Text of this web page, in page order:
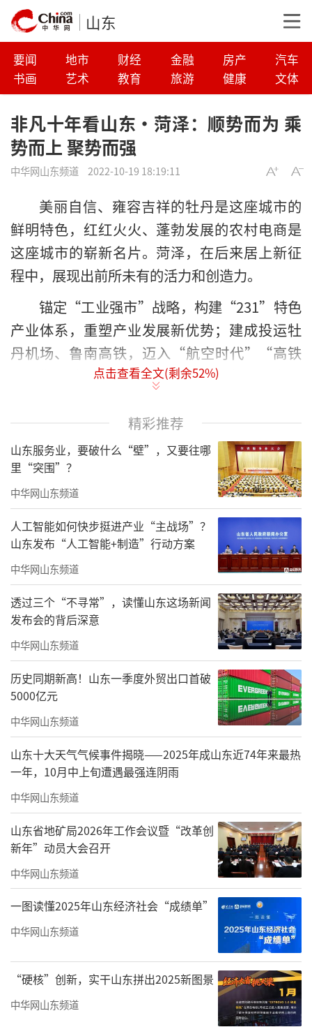
山东
要闻 地市 财经 金融 房产
汽车
书画
艺术 教育 旅游 健康 文体
非凡十年看山东·菏泽：顺势而为 乘
势而上 聚势而强
中华网山东频道 2022-10-19 18:19:11
美丽自信、雍容吉祥的牡丹是这座城市的
鲜明特色，红红火火、蓬勃发展的农村电商是
这座城市的崭新名片。菏泽，在后来居上新征
程中，展现出前所未有的活力和创造力。
锚定“工业强市”战略，构建“231”特色
产业体系，重塑产业发展新优势；建成投运牡
丹机场、鲁南高铁，迈入“航空时代”“高铁
时代”；完成黄河滩区居民迁建这一民生工
从“全省垫底”到“跻身中游”，交出后
来居上优异答卷，菏泽宛如鲜艳绽放的牡丹
花，顺势而为、乘势而上、聚势而强，奋力谱
写高质量发展新篇章。
点击查看全文(剩余52%)
精彩推荐
山东服务业，要破什么“壁”，又要往哪
里“突围”？
中华网山东频道
人工智能如何快步挺进产业“主战场”？
山东发布“人工智能+制造”行动方案
中华网山东频道
透过三个“不寻常”，读懂山东这场新闻
发布会的背后深意
中华网山东频道
历史同期新高！山东一季度外贸出口首破
5000亿元
中华网山东频道
山东十大天气气候事件揭晓——2025年成山东近74年来最热
一年，10月中上旬遭遇最强连阴雨
中华网山东频道
山东省地矿局2026年工作会议暨“改革创
新年”动员大会召开
中华网山东频道
一图读懂2025年山东经济社会“成绩单”
中华网山东频道
“硬核”创新，实干山东拼出2025新图景
中华网山东频道